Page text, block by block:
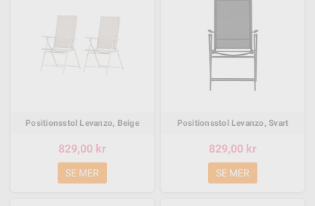
Positionsstol Levanzo, Beige
829,00 kr
SE MER
Positionsstol Levanzo, Svart
829,00 kr
SE MER